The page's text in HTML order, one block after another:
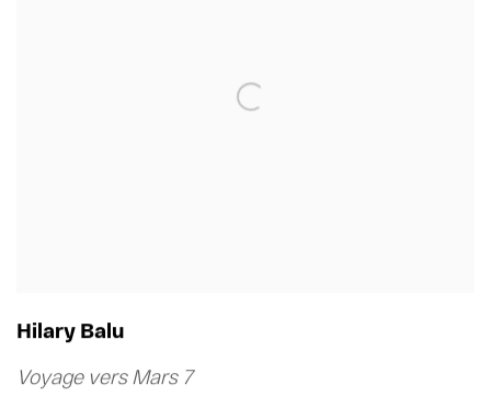
Hilary Balu
Voyage vers Mars 7